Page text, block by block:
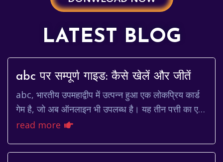
LATEST BLOG
abc पर सम्पूर्ण गाइड: कैसे खेलें और जीतें
abc, भारतीय उपमहाद्वीप में उत्पन्न हुआ एक लोकप्रिय कार्ड
गेम है, जो अब ऑनलाइन भी उपलब्ध है। यह तीन पत्ती का एक
रूप है और भाग्य और कौशल का मिश्रण है। इ...
read more